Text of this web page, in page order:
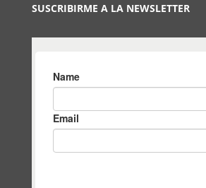
SUSCRIBIRME A LA NEWSLETTER